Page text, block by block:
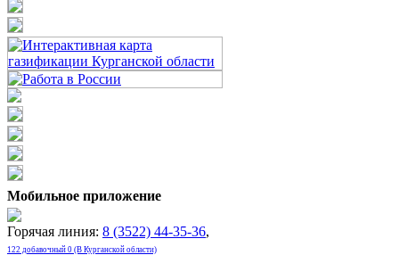
Мобильное приложение
Горячая линия: 8 (3522) 44-35-36,
122 добавочный 0 (В Курганской области)